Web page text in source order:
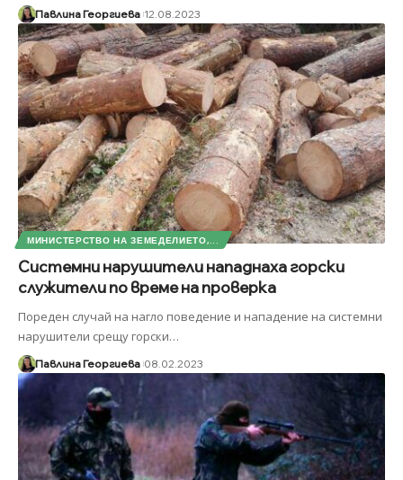
Павлина Георгиева 12.08.2023
МИНИСТЕРСТВО НА ЗЕМЕДЕЛИЕТО,...
Системни нарушители нападнаха горски
служители по време на проверка
Пореден случай на нагло поведение и нападение на системни
нарушители срещу горски…
Павлина Георгиева 08.02.2023